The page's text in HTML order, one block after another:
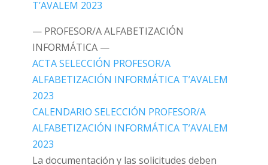
T’AVALEM 2023
— PROFESOR/A ALFABETIZACIÓN
INFORMÁTICA —
ACTA SELECCIÓN PROFESOR/A
ALFABETIZACIÓN INFORMÁTICA T’AVALEM
2023
CALENDARIO SELECCIÓN PROFESOR/A
ALFABETIZACIÓN INFORMÁTICA T’AVALEM
2023
La documentación y las solicitudes deben